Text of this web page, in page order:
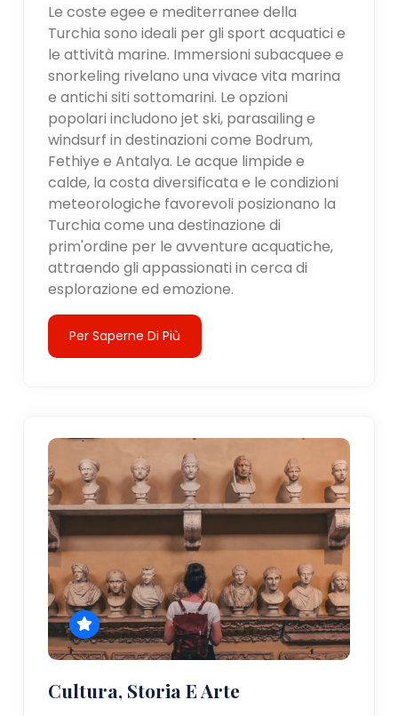
Le coste egee e mediterranee della
Turchia sono ideali per gli sport acquatici e
le attività marine. Immersioni subacquee e
snorkeling rivelano una vivace vita marina
e antichi siti sottomarini. Le opzioni
popolari includono jet ski, parasailing e
windsurf in destinazioni come Bodrum,
Fethiye e Antalya. Le acque limpide e
calde, la costa diversificata e le condizioni
meteorologiche favorevoli posizionano la
Turchia come una destinazione di
prim'ordine per le avventure acquatiche,
attraendo gli appassionati in cerca di
esplorazione ed emozione.
Per Saperne Di Più
Cultura, Storia E Arte